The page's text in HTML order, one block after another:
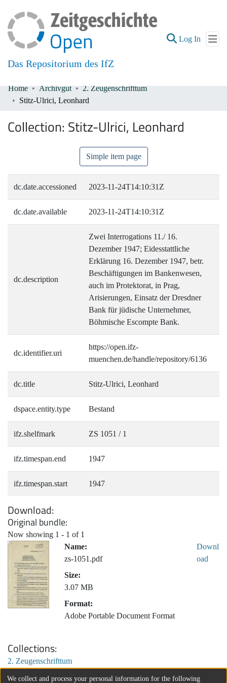
Das Repositorium des IfZ
Log In (current)
Communities & Collections
Home Archivgut
2. Zeugenschrifttum
Stitz-Ulrici, Leonhard
Collection: Stitz-Ulrici, Leonhard
Simple item page
dc.date.accessioned 2023-11-24T14:10:31Z
dc.date.available 2023-11-24T14:10:31Z
dc.description
Zwei Interrogations 11./ 16.
Dezember 1947; Eidesstattliche
Erklärung 16. Dezember 1947, betr.
Beschäftigungen im Bankenwesen,
auch im Protektorat, in Prag,
Arisierungen, Einsatz der Dresdner
Bank für jüdische Unternehmer,
Böhmische Escompte Bank.
dc.identifier.uri
https://open.ifz-
muenchen.de/handle/repository/6136
dc.title Stitz-Ulrici, Leonhard
dspace.entity.type Bestand
ifz.shelfmark ZS 1051 / 1
ifz.timespan.end 1947
ifz.timespan.start 1947
Download
Original bundle
Now showing 1 - 1 of 1
Name:
zs-1051.pdf
Size:
3.07 MB
Format:
Adobe Portable Document Format
Downl
oad
Collections
2. Zeugenschrifttum
We collect and process your personal information for the following